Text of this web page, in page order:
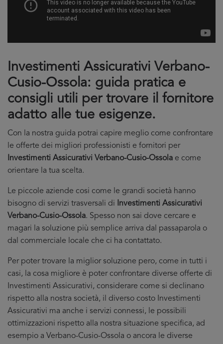
Investimenti Assicurativi Verbano-
Cusio-Ossola: guida pratica e
consigli utili per trovare il fornitore
adatto alle tue esigenze.
Con la nostra guida potrai capire meglio come confrontare
le offerte dei migliori professionisti e fornitori per
Investimenti Assicurativi Verbano-Cusio-Ossola e come
orientare la tua scelta.
Le piccole aziende cosi come le grandi società hanno
bisogno di servizi trasversali di
Investimenti Assicurativi
Verbano-Cusio-Ossola. Spesso non sai dove cercare e
magari la soluzione più semplice arriva dal passaparola o
dal commerciale locale che ci ha contattato.
Per poter trovare la miglior soluzione pero, come in tutti i
casi, la cosa migliore è poter confrontare diverse offerte di
Investimenti Assicurativi, considerare come si declinano
rispetto alla nostra società, il diverso costo Investimenti
Assicurativi ma anche i servizi connessi, le possibili
ottimizzazioni rispetto alla nostra situazione specifica, ad
esempio a Verbano-Cusio-Ossola o ancora le diverse